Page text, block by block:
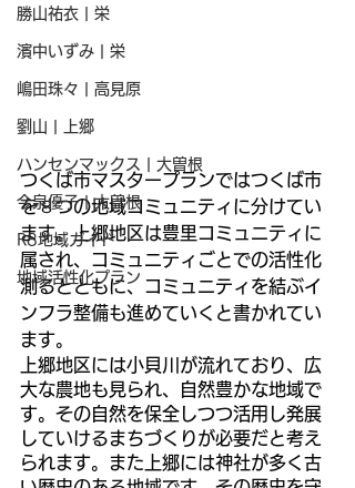
勝山祐衣 | 栄
濱中いずみ | 栄
嶋田珠々 | 高見原
劉山 | 上郷
ハンセンマックス | 大曽根
今泉優子 | 大曽根
R8地域ガイド
地域活性化プラン
つくば市マスタープランではつくば市
を８つの地域コミュニティに分けてい
ます。上郷地区は豊里コミュニティに
属され、コミュニティごとでの活性化
測るとともに、コミュニティを結ぶイ
ンフラ整備も進めていくと書かれてい
ます。
上郷地区には小貝川が流れており、広
大な農地も見られ、自然豊かな地域で
す。その自然を保全しつつ活用し発展
していけるまちづくりが必要だと考え
られます。また上郷には神社が多く古